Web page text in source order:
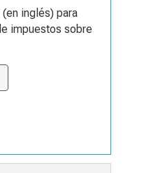
inglés) para
impuestos sobre